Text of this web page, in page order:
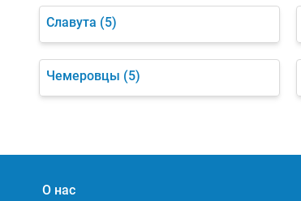
Славута (5)
Чемеровцы (5)
О нас